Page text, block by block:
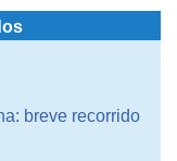
breve recorrido